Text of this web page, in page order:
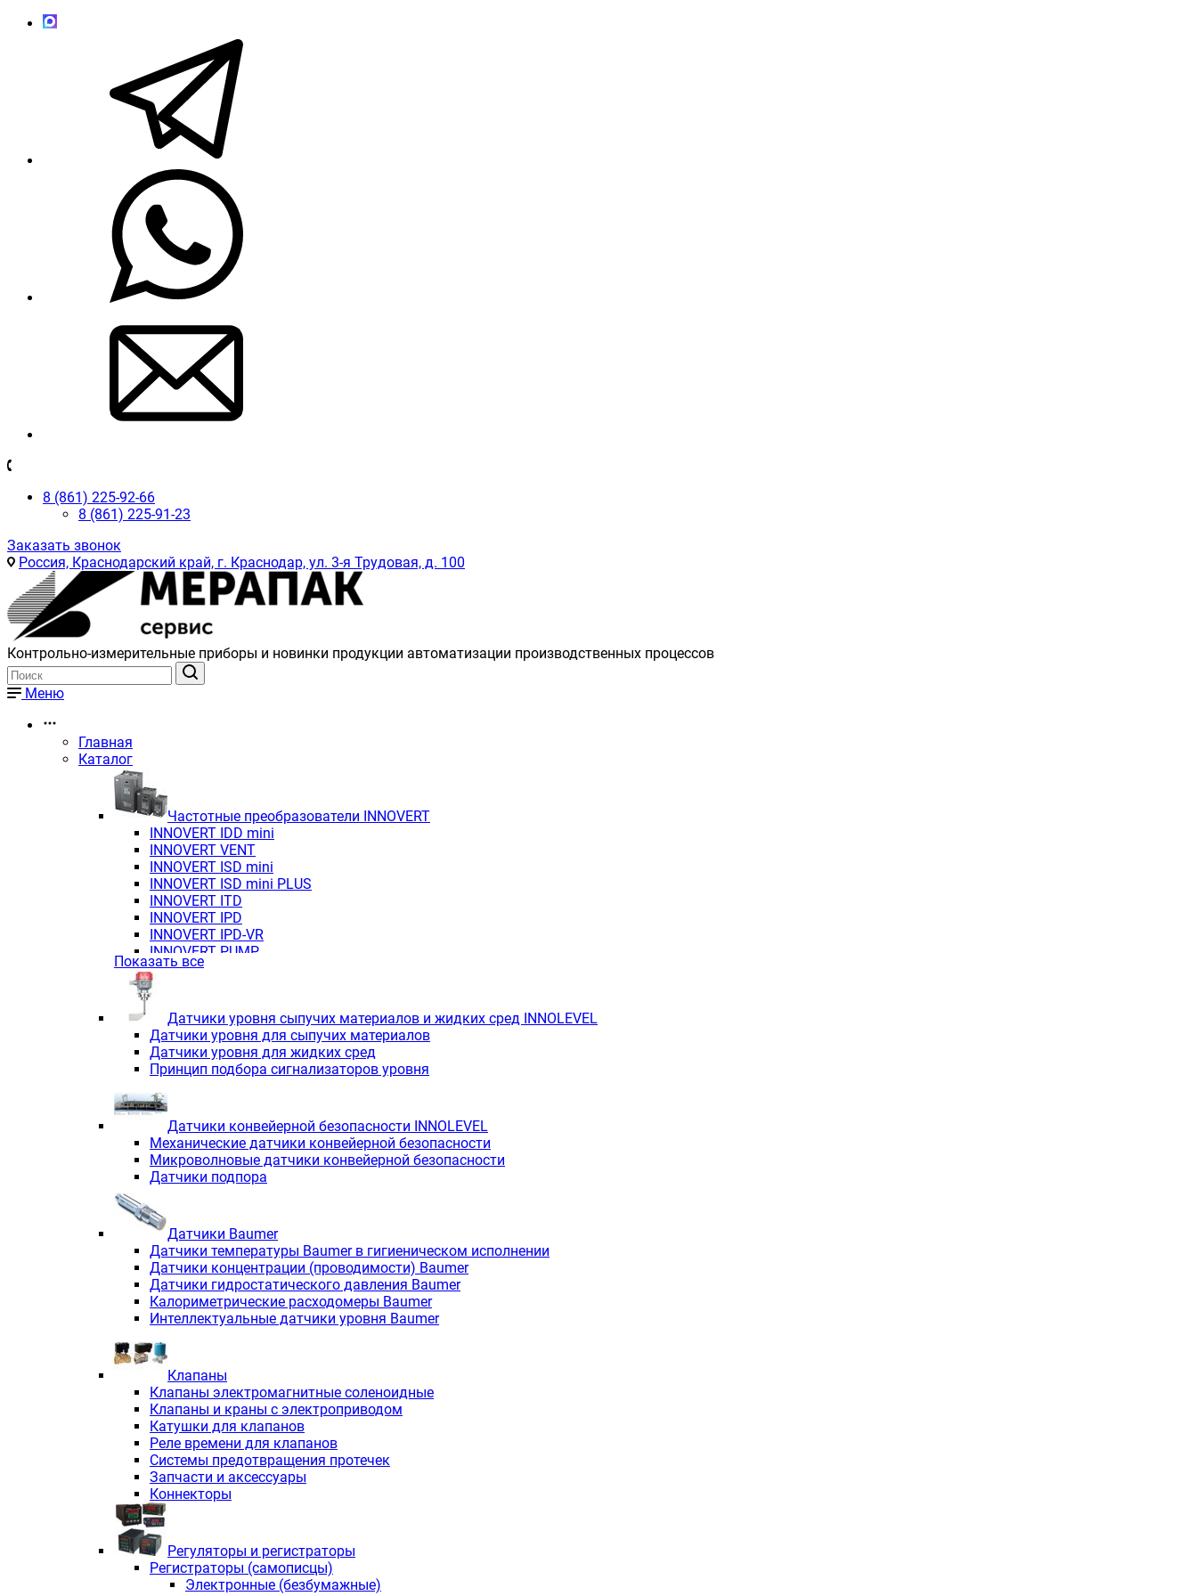
8 (861) 225-92-66
8 (861) 225-91-23
Заказать звонок
Россия, Краснодарский край, г. Краснодар, ул. 3-я Трудовая, д. 100
Контрольно-измерительные приборы и новинки продукции автоматизации производственных процессов
Меню
Главная
Каталог
Частотные преобразователи INNOVERT
INNOVERT IDD mini
INNOVERT VENT
INNOVERT ISD mini
INNOVERT ISD mini PLUS
INNOVERT ITD
INNOVERT IРD
INNOVERT IРD-VR
INNOVERT PUMP
Показать все
Датчики уровня сыпучих материалов и жидких сред INNOLEVEL
Датчики уровня для сыпучих материалов
Датчики уровня для жидких сред
Принцип подбора сигнализаторов уровня
Датчики конвейерной безопасности INNOLEVEL
Механические датчики конвейерной безопасности
Микроволновые датчики конвейерной безопасности
Датчики подпора
Датчики Baumer
Датчики температуры Baumer в гигиеническом исполнении
Датчики концентрации (проводимости) Baumer
Датчики гидростатического давления Baumer
Калориметрические расходомеры Baumer
Интеллектуальные датчики уровня Baumer
Клапаны
Клапаны электромагнитные соленоидные
Клапаны и краны с электроприводом
Катушки для клапанов
Реле времени для клапанов
Системы предотвращения протечек
Запчасти и аксессуары
Коннекторы
Регуляторы и регистраторы
Регистраторы (самописцы)
Электронные (безбумажные)